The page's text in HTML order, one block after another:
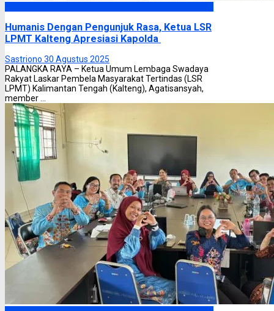
Humanis Dengan Pengunjuk Rasa, Ketua LSR
LPMT Kalteng Apresiasi Kapolda
Sastriono 30 Agustus 2025
PALANGKA RAYA – Ketua Umum Lembaga Swadaya
Rakyat Laskar Pembela Masyarakat Tertindas (LSR
LPMT) Kalimantan Tengah (Kalteng), Agatisansyah,
member ...